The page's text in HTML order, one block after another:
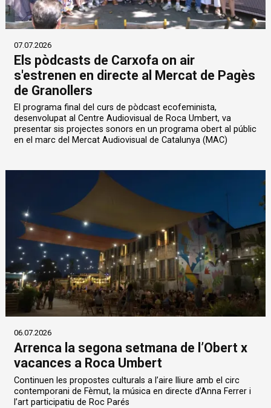
07.07.2026
Els pòdcasts de Carxofa on air
s'estrenen en directe al Mercat de Pagès
de Granollers
El programa final del curs de pòdcast ecofeminista,
desenvolupat al Centre Audiovisual de Roca Umbert, va
presentar sis projectes sonors en un programa obert al públic
en el marc del Mercat Audiovisual de Catalunya (MAC)
06.07.2026
Arrenca la segona setmana de l’Obert x
vacances a Roca Umbert
Continuen les propostes culturals a l’aire lliure amb el circ
contemporani de Fèmut, la música en directe d’Anna Ferrer i
l’art participatiu de Roc Parés